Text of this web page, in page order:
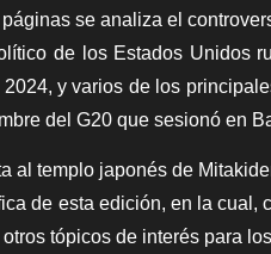
se analiza el
de los Estados Unidos
y varios de los
del G20 que sesionó en
al templo japonés de
de esta edición, en la cual,
tópicos de interés para